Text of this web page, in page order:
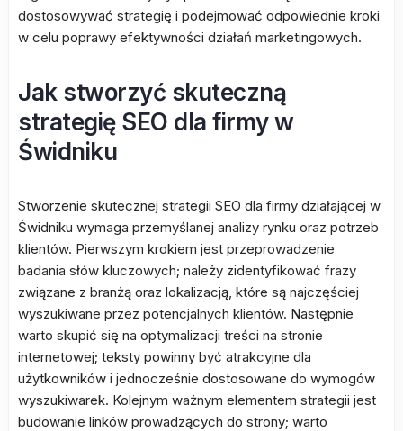
dostosowywać strategię i podejmować odpowiednie kroki
w celu poprawy efektywności działań marketingowych.
Jak stworzyć skuteczną
strategię SEO dla firmy w
Świdniku
Stworzenie skutecznej strategii SEO dla firmy działającej w
Świdniku wymaga przemyślanej analizy rynku oraz potrzeb
klientów. Pierwszym krokiem jest przeprowadzenie
badania słów kluczowych; należy zidentyfikować frazy
związane z branżą oraz lokalizacją, które są najczęściej
wyszukiwane przez potencjalnych klientów. Następnie
warto skupić się na optymalizacji treści na stronie
internetowej; teksty powinny być atrakcyjne dla
użytkowników i jednocześnie dostosowane do wymogów
wyszukiwarek. Kolejnym ważnym elementem strategii jest
budowanie linków prowadzących do strony; warto